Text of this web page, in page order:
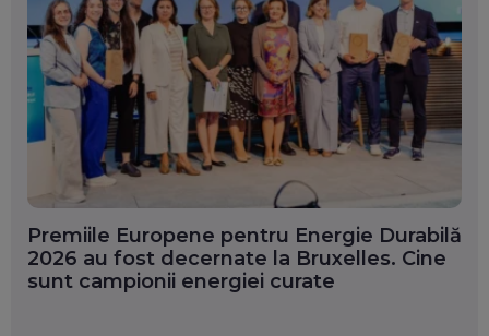
Premiile Europene pentru Energie Durabilă
2026 au fost decernate la Bruxelles. Cine
sunt campionii energiei curate